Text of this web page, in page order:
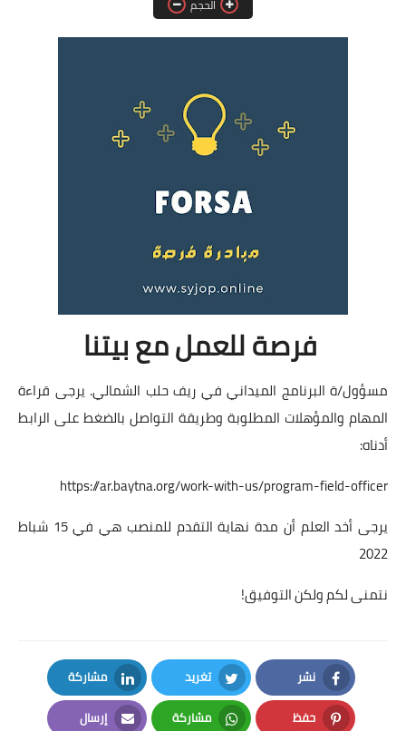
فرص عمل في العراق
فرص عمل في السودان
دورات تدريبية
الحجم
فرصة للعمل مع بيتنا
مسؤول/ة البرنامج الميداني في ريف حلب الشمالي. يرجى قراءة
المهام والمؤهلات المطلوبة وطريقة التواصل بالضغط على الرابط
أدناه:
https://ar.baytna.org/work-with-us/program-field-officer
يرجى أخد العلم أن مدة نهاية التقدم للمنصب هي في 15 شباط
2022
نتمنى لكم ولكن التوفيق!
نشر
Facebook
تغريد
Twitter
مشاركة
LinkedIn
حفظ مشاركة إرسال